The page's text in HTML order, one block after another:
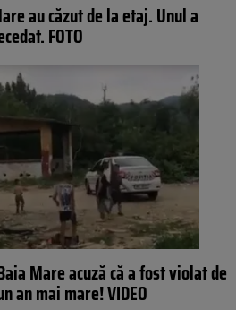
au căzut de la etaj. Unul a
FOTO
Mare acuză că a fost violat de
an mai mare! VIDEO